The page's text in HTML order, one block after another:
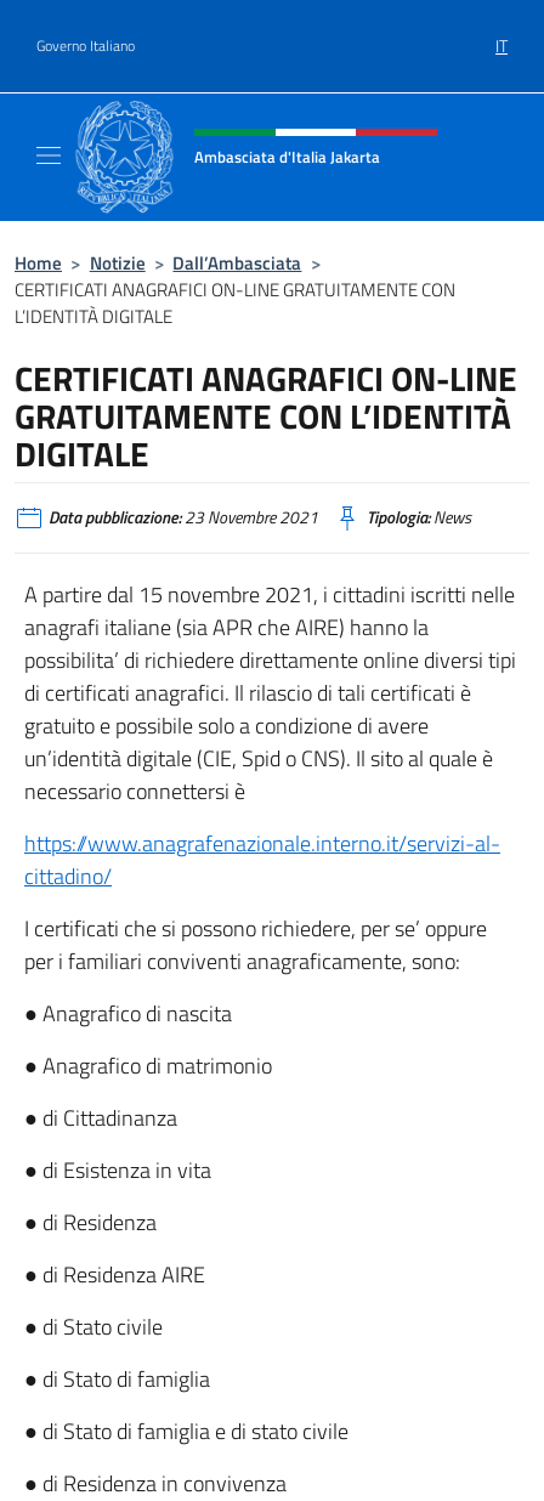
Governo Italiano IT
Intestazione sito, social e menù
Ambasciata d'Italia Jakarta
Home > Notizie > Dall’Ambasciata >
CERTIFICATI ANAGRAFICI ON-LINE GRATUITAMENTE CON
L’IDENTITÀ DIGITALE
CERTIFICATI ANAGRAFICI ON-LINE
GRATUITAMENTE CON L’IDENTITÀ
DIGITALE
Data pubblicazione:23 Novembre 2021 Tipologia:News
A partire dal 15 novembre 2021, i cittadini iscritti nelle
anagrafi italiane (sia APR che AIRE) hanno la
possibilita’ di richiedere direttamente online diversi tipi
di certificati anagrafici. Il rilascio di tali certificati è
gratuito e possibile solo a condizione di avere
un’identità digitale (CIE, Spid o CNS). Il sito al quale è
necessario connettersi è
https://www.anagrafenazionale.interno.it/servizi-al-
cittadino/
I certificati che si possono richiedere, per se’ oppure
per i familiari conviventi anagraficamente, sono:
● Anagrafico di nascita
● Anagrafico di matrimonio
● di Cittadinanza
● di Esistenza in vita
● di Residenza
● di Residenza AIRE
● di Stato civile
● di Stato di famiglia
● di Stato di famiglia e di stato civile
● di Residenza in convivenza